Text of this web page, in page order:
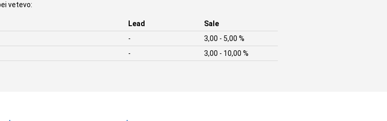
vetevo:
Lead
Sale
-
3,00 - 5,00 %
- 3,00 - 10,00 %